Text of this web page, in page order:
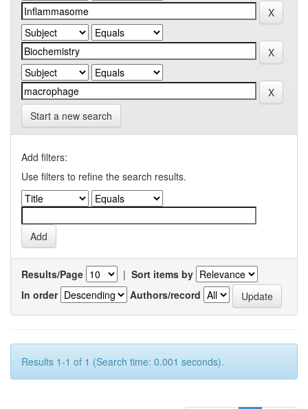
Start a new search
Add filters:
Use filters to refine the search results.
Results/Page | Sort items by
In order
Authors/record
Results 1-1 of 1 (Search time: 0.001 seconds).